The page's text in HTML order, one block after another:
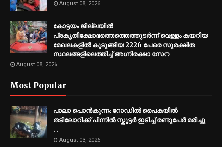
August 08, 2026
​കോട്ടയം ജില്ലയില്‍
പ്രകൃതിക്ഷോഭത്തെത്തെത്തുടര്‍ന്ന് വെള്ളം കയറിയ
മേഖലകളില്‍ കുടുങ്ങിയ 2226 പേരെ സുരക്ഷിത
സ്ഥലങ്ങളിലെത്തിച്ച് അഗ്നിരക്ഷാ സേന
August 08, 2026
Most Popular
പാലാ പൊൻകുന്നം റോഡിൽ പൈകയിൽ
തടിലോറിക്ക് പിന്നിൽ സ്കൂട്ടർ ഇടിച്ച് രണ്ടുപേർ മരിച്ചു
...
August 03, 2026